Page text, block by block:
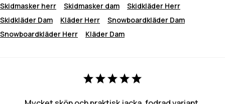
Skidmasker herr Skidmasker dam
Skidkläder Herr
Skidkläder Dam
Kläder Herr
Snowboardkläder Dam
Snowboardkläder Herr
Kläder Dam